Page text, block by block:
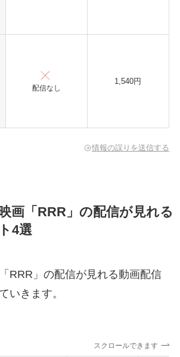
配信なし
1,540円
情報の誤りを送信する
画「RRR」の配信が見れる
4選
RRR」の配信が見れる動画配信
いきます。
スクロールできます